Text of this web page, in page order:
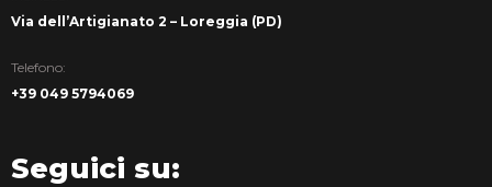
Via dell’Artigianato 2 – Loreggia (PD)
Telefono:
+39 049 5794069
Seguici su: